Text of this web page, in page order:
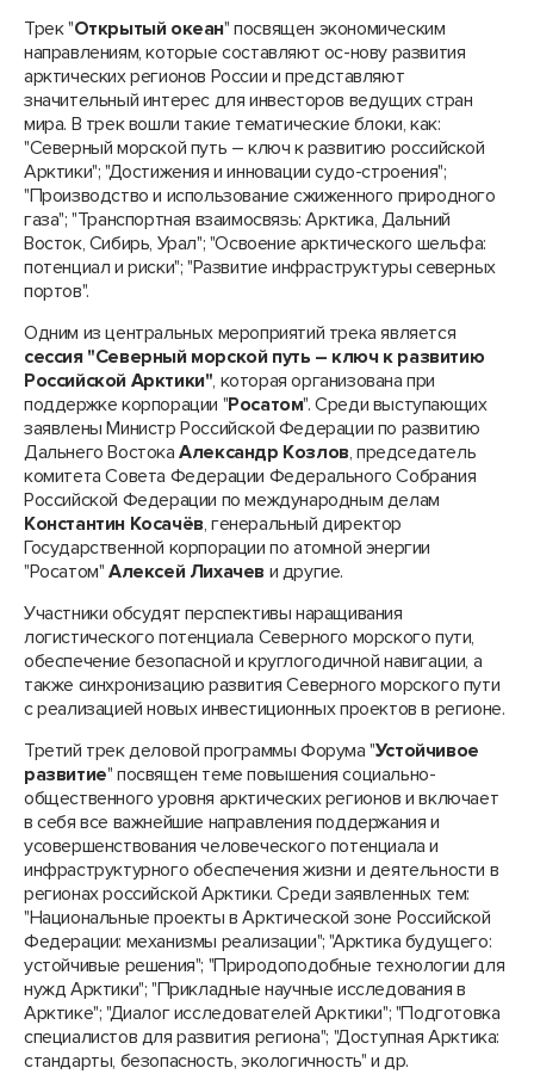
Трек "Открытый океан" посвящен экономическим
направлениям, которые составляют ос-нову развития
арктических регионов России и представляют
значительный интерес для инвесторов ведущих стран
мира. В трек вошли такие тематические блоки, как:
"Северный морской путь – ключ к развитию российской
Арктики"; "Достижения и инновации судо-строения";
"Производство и использование сжиженного природного
газа"; "Транспортная взаимосвязь: Арктика, Дальний
Восток, Сибирь, Урал"; "Освоение арктического шельфа:
потенциал и риски"; "Развитие инфраструктуры северных
портов".
Одним из центральных мероприятий трека является
сессия "Северный морской путь – ключ к развитию
Российской Арктики", которая организована при
поддержке корпорации "Росатом". Среди выступающих
заявлены Министр Российской Федерации по развитию
Дальнего ВостокаАлександр Козлов, председатель
комитета Совета Федерации Федерального Собрания
Российской Федерации по международным делам
Константин Косачёв, генеральный директор
Государственной корпорации по атомной энергии
"Росатом" Алексей Лихачев и другие.
Участники обсудят перспективы наращивания
логистического потенциала Северного морского пути,
обеспечение безопасной и круглогодичной навигации, а
также синхронизацию развития Северного морского пути
с реализацией новых инвестиционных проектов в регионе.
Третий трек деловой программы Форума "Устойчивое
развитие" посвящен теме повышения социально-
общественного уровня арктических регионов и включает
в себя все важнейшие направления поддержания и
усовершенствования человеческого потенциала и
инфраструктурного обеспечения жизни и деятельности в
регионах российской Арктики. Среди заявленных тем:
"Национальные проекты в Арктической зоне Российской
Федерации: механизмы реализации"; "Арктика будущего:
устойчивые решения"; "Природоподобные технологии для
нужд Арктики"; "Прикладные научные исследования в
Арктике"; "Диалог исследователей Арктики"; "Подготовка
специалистов для развития региона"; "Доступная Арктика:
стандарты, безопасность, экологичность" и др.